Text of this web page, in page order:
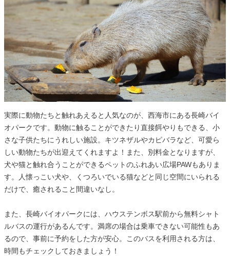
実際に動物たちと触れあえると人気なのが、西海市にある長崎バイ
オパークです。動物に触ることができたり直接餌やりもできる、小
さな子供たちにうれしい施設。キツネザルやカピバラなど、可愛ら
しい動物たちが出迎えてくれますよ！また、別料金となりますが、
犬や猫と触れ合うことができるペットのふれあい広場PAWもありま
す。人懐っこい犬や、くつろいでいる猫などと同じ空間にいられる
だけで、癒されること間違いなし。
また、長崎バイオパークには、ハウステンボス駅前から無料シャト
ルバスの運行があるんです。満席の場合は乗車できない可能性もあ
るので、事前に予約をした方が安心。このバスを利用される方は、
時間もチェックしておきましょう！